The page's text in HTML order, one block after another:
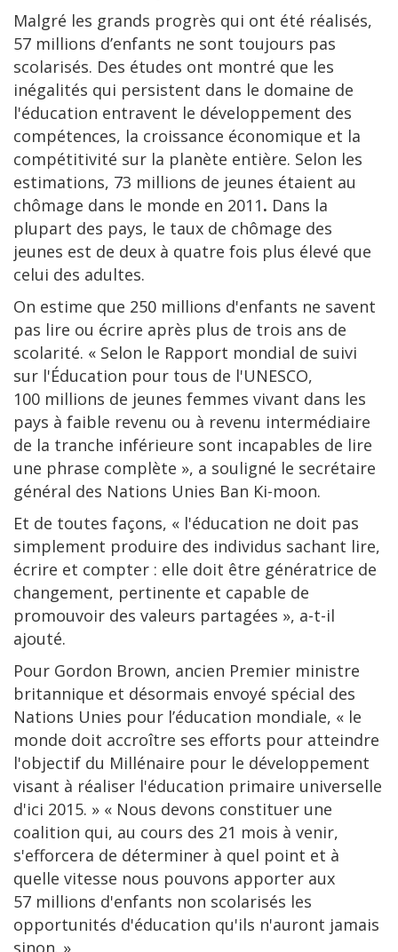
Malgré les grands progrès qui ont été réalisés,
57 millions d’enfants ne sont toujours pas
scolarisés. Des études ont montré que les
inégalités qui persistent dans le domaine de
l'éducation entravent le développement des
compétences, la croissance économique et la
compétitivité sur la planète entière. Selon les
estimations, 73 millions de jeunes étaient au
chômage dans le monde en 2011. Dans la
plupart des pays, le taux de chômage des
jeunes est de deux à quatre fois plus élevé que
celui des adultes.
On estime que 250 millions d'enfants ne savent
pas lire ou écrire après plus de trois ans de
scolarité. « Selon le Rapport mondial de suivi
sur l'Éducation pour tous de l'UNESCO,
100 millions de jeunes femmes vivant dans les
pays à faible revenu ou à revenu intermédiaire
de la tranche inférieure sont incapables de lire
une phrase complète », a souligné le secrétaire
général des Nations Unies Ban Ki-moon.
Et de toutes façons, « l'éducation ne doit pas
simplement produire des individus sachant lire,
écrire et compter : elle doit être génératrice de
changement, pertinente et capable de
promouvoir des valeurs partagées », a-t-il
ajouté.
Pour Gordon Brown, ancien Premier ministre
britannique et désormais envoyé spécial des
Nations Unies pour l’éducation mondiale, « le
monde doit accroître ses efforts pour atteindre
l'objectif du Millénaire pour le développement
visant à réaliser l'éducation primaire universelle
d'ici 2015. » « Nous devons constituer une
coalition qui, au cours des 21 mois à venir,
s'efforcera de déterminer à quel point et à
quelle vitesse nous pouvons apporter aux
57 millions d'enfants non scolarisés les
opportunités d'éducation qu'ils n'auront jamais
sinon. »